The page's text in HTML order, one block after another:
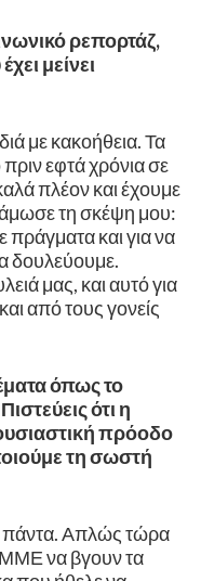
ρεπορτάζ,
μείνει
με κακοήθεια. Τα
εφτά χρόνια σε
πλέον και έχουμε
τη σκέψη μου:
πράγματα και για να
δουλεύουμε.
μας, και αυτό για
από τους γονείς
όπως το
ότι η
πρόοδο
τη σωστή
πάντα. Απλώς τώρα
να βγουν τα